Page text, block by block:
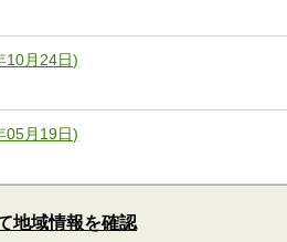
10月24日)
05月19日)
地域情報を確認